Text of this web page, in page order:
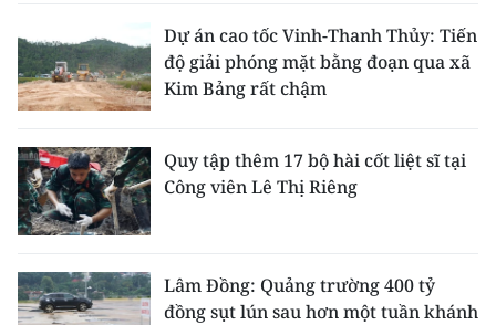
Dự án cao tốc Vinh-Thanh Thủy: Tiến
độ giải phóng mặt bằng đoạn qua xã
Kim Bảng rất chậm
Quy tập thêm 17 bộ hài cốt liệt sĩ tại
Công viên Lê Thị Riêng
Lâm Đồng: Quảng trường 400 tỷ
đồng sụt lún sau hơn một tuần khánh